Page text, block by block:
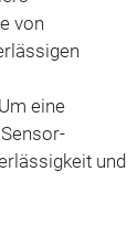
von
eine
und